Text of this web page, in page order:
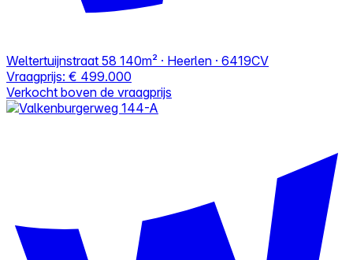
Weltertuijnstraat 58 140m² · Heerlen · 6419CV
Vraagprijs: € 499.000
Verkocht boven de vraagprijs